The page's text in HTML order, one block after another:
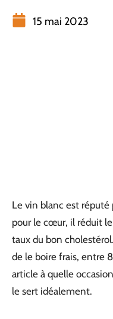
15 mai 2023
Le vin blanc est réputé
pour le cœur, il réduit
taux du bon
de le boire frais, entre
article à quelle
le sert idéalement.